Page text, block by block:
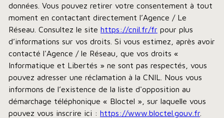
données. Vous pouvez retirer votre consentement à tout
moment en contactant directement l’Agence / Le
Réseau. Consultez le site https://cnil.fr/fr pour plus
d’informations sur vos droits. Si vous estimez, après avoir
contacté l'Agence / le Réseau, que vos droits «
Informatique et Libertés » ne sont pas respectés, vous
pouvez adresser une réclamation à la CNIL. Nous vous
informons de l’existence de la liste d'opposition au
démarchage téléphonique « Bloctel », sur laquelle vous
pouvez vous inscrire ici : https://www.bloctel.gouv.fr